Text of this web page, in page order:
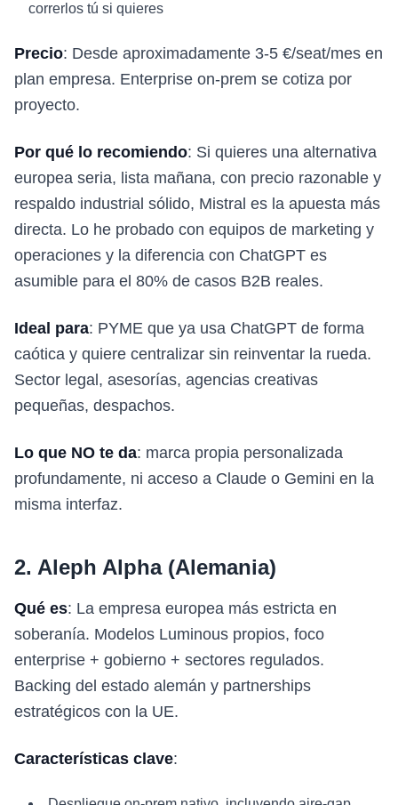
correrlos tú si quieres
Precio: Desde aproximadamente 3-5 €/seat/mes en
plan empresa. Enterprise on-prem se cotiza por
proyecto.
Por qué lo recomiendo: Si quieres una alternativa
europea seria, lista mañana, con precio razonable y
respaldo industrial sólido, Mistral es la apuesta más
directa. Lo he probado con equipos de marketing y
operaciones y la diferencia con ChatGPT es
asumible para el 80% de casos B2B reales.
Ideal para: PYME que ya usa ChatGPT de forma
caótica y quiere centralizar sin reinventar la rueda.
Sector legal, asesorías, agencias creativas
pequeñas, despachos.
Lo que NO te da: marca propia personalizada
profundamente, ni acceso a Claude o Gemini en la
misma interfaz.
2. Aleph Alpha (Alemania)
Qué es: La empresa europea más estricta en
soberanía. Modelos Luminous propios, foco
enterprise + gobierno + sectores regulados.
Backing del estado alemán y partnerships
estratégicos con la UE.
Características clave: